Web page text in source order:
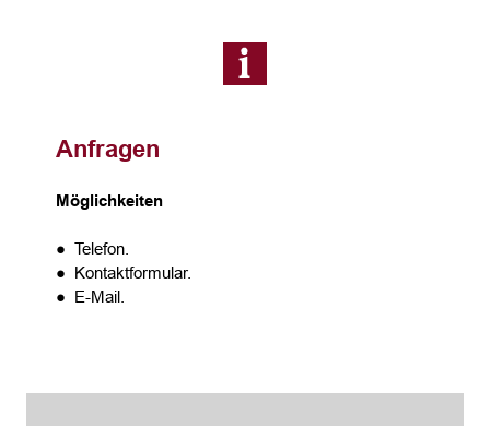
Anfragen
Möglichkeiten
● Telefon.
● Kontaktformular.
● E-Mail.